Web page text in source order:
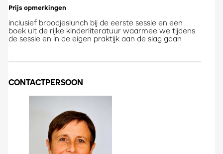
Prijs opmerkingen
inclusief broodjeslunch bij de eerste sessie en een
boek uit de rijke kinderliteratuur waarmee we tijdens
de sessie en in de eigen praktijk aan de slag gaan
CONTACTPERSOON